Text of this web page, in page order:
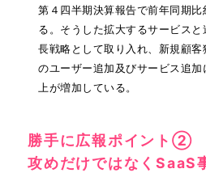
第４四半期決算報告で前年同期
る。そうした拡大するサービス
長戦略として取り入れ、新規顧
のユーザー追加及びサービス追
上が増加している。
勝手に広報ポイント②
攻めだけではなくSaaS